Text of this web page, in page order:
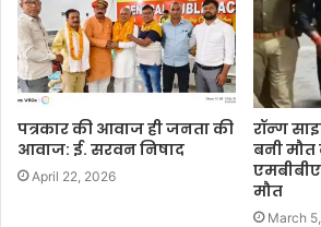
पत्रकार की आवाज ही जनता की
आवाज: ई. सरवन निषाद
April 22, 2026
रॉन्ग
बनी
मौत
March